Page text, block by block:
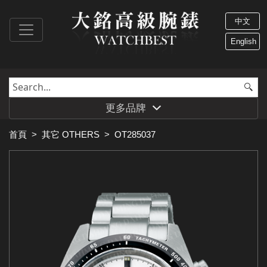
中文
English
更多品牌
首頁 > 其它 OTHERS > OT285037